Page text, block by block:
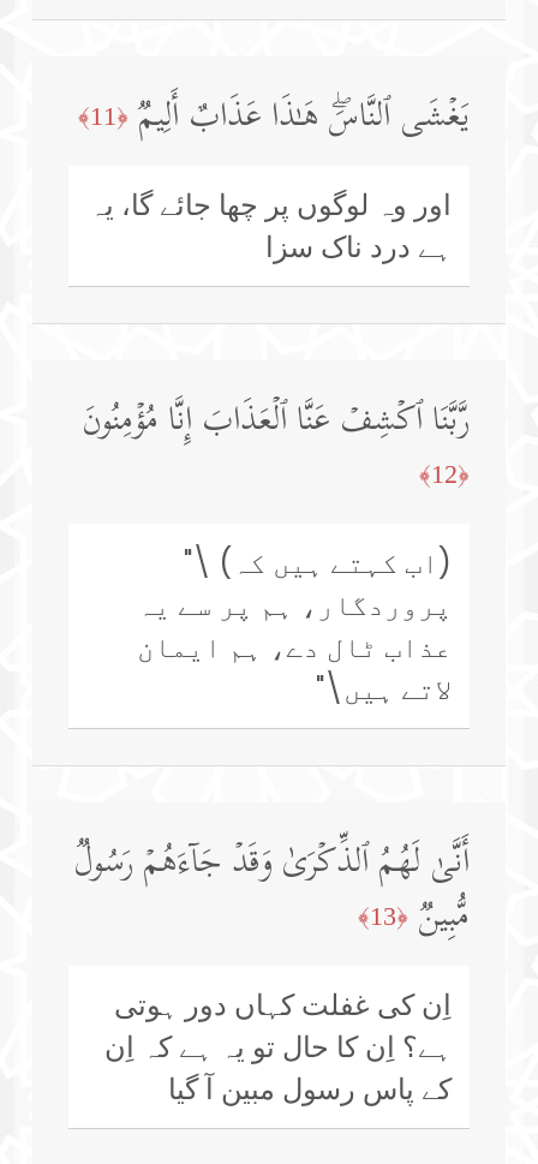
یَغۡشَى ٱلنَّاسَۖ هَـٰذَا عَذَابٌ أَلِیمࣱ ﴿11﴾
اور وہ لوگوں پر چھا جائے گا، یہ
ہے درد ناک سزا
رَّبَّنَا ٱكۡشِفۡ عَنَّا ٱلۡعَذَابَ إِنَّا مُؤۡمِنُونَ
﴿12﴾
(اب کہتے ہیں کہ) \"
پروردگار، ہم پر سے یہ
عذاب ٹال دے، ہم ایمان
لاتے ہیں\"
أَنَّىٰ لَهُمُ ٱلذِّكۡرَىٰ وَقَدۡ جَاۤءَهُمۡ رَسُولࣱ
مُّبِینࣱ ﴿13﴾
اِن کی غفلت کہاں دور ہوتی
ہے؟ اِن کا حال تو یہ ہے کہ اِن
کے پاس رسول مبین آ گیا